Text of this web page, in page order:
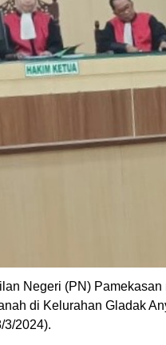
Negeri (PN) Pamekasan
di Kelurahan Gladak
3/2024).